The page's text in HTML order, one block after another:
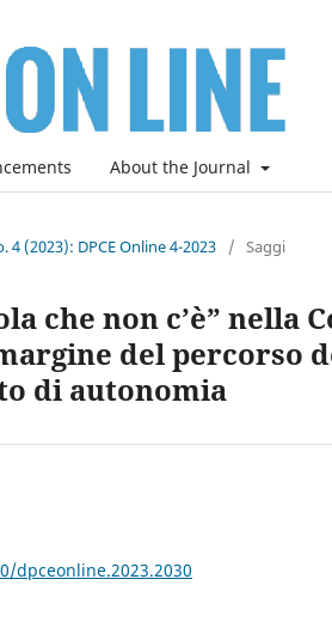
About the Journal
4 (2023): DPCE Online 4-2023 / Saggi
che non c’è” nella
del percorso
di autonomia
dpceonline.2023.2030